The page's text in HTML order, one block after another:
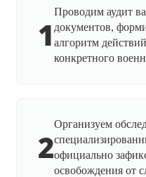
1
Проводим аудит
документов,
алгоритм
конкретного
2
Организуем
официально
освобождения от